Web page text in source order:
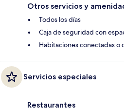
Otros servicios y
Todos los días
Caja de seguridad con
Habitaciones conectadas o
Servicios especiales
Restaurantes